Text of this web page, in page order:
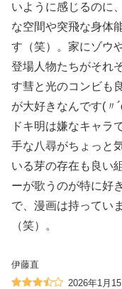
いように感じるのに
な空間や突飛な身体
す（笑）。家にゾウ
登場人物たちがそれ
す彗と光のコンビも
が大好きなんです(〃
ドキ明は嫌なキャラ
手な八尋がちょっと
いる芽の存在も良い
ーが歌うのが特に好
で、漫画は持ってい
（笑）。
伊藤直
2026年1月15